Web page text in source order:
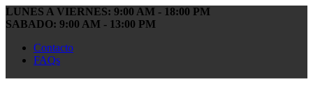
LUNES A VIERNES: 9:00 AM - 18:00 PM
SABADO: 9:00 AM - 13:00 PM
Contacto
FAQs